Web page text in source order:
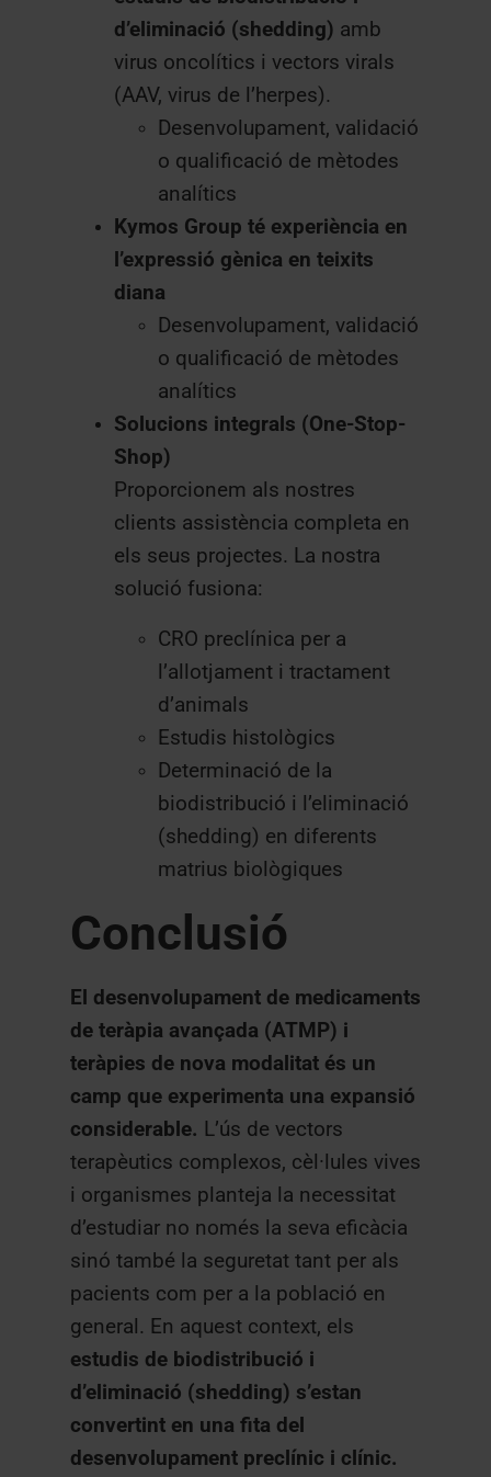
d’eliminació (shedding) amb
virus oncolítics i vectors virals
(AAV, virus de l’herpes).
Desenvolupament, validació
o qualificació de mètodes
analítics
Kymos Group té experiència en
l’expressió gènica en teixits
diana
Desenvolupament, validació
o qualificació de mètodes
analítics
Solucions integrals (One-Stop-
Shop)
Proporcionem als nostres
clients assistència completa en
els seus projectes. La nostra
solució fusiona:
CRO preclínica per a
l’allotjament i tractament
d’animals
Estudis histològics
Determinació de la
biodistribució i l’eliminació
(shedding) en diferents
matrius biològiques
Conclusió
El desenvolupament de medicaments
de teràpia avançada (ATMP) i
teràpies de nova modalitat és un
camp que experimenta una expansió
considerable. L’ús de vectors
terapèutics complexos, cèl·lules vives
i organismes planteja la necessitat
d’estudiar no només la seva eficàcia
sinó també la seguretat tant per als
pacients com per a la població en
general. En aquest context, els
estudis de biodistribució i
d’eliminació (shedding) s’estan
convertint en una fita del
desenvolupament preclínic i clínic.